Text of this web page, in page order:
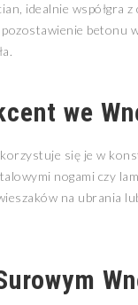
idealnie współgra z
betonu
we
się je w
nogami czy
na ubrania